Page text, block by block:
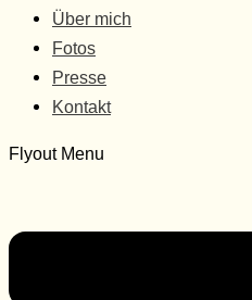
Über mich
Fotos
Presse
Kontakt
Flyout Menu